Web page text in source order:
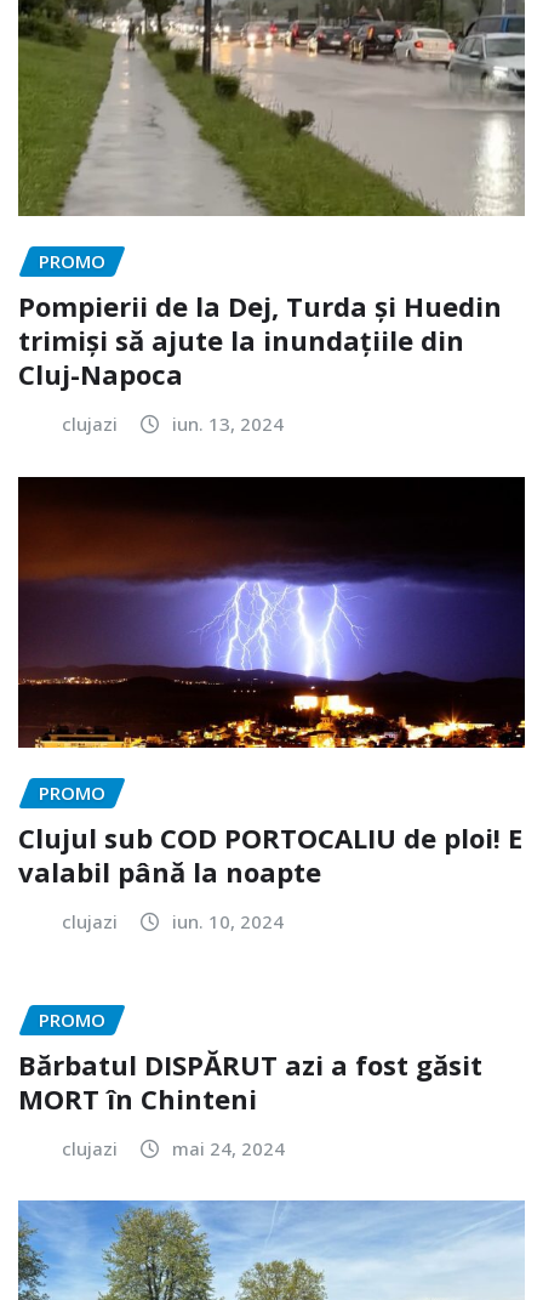
PROMO
Pompierii de la Dej, Turda și Huedin
trimiși să ajute la inundațiile din
Cluj-Napoca
clujazi iun. 13, 2024
PROMO
Clujul sub COD PORTOCALIU de ploi! E
valabil până la noapte
clujazi iun. 10, 2024
PROMO
Bărbatul DISPĂRUT azi a fost găsit
MORT în Chinteni
clujazi mai 24, 2024